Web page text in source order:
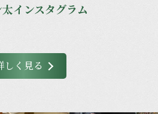
インスタグラム
しく見る